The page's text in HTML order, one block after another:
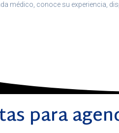
médico, conoce su experiencia,
para